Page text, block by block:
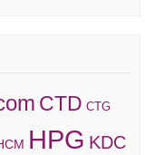
CTD CTG
HPG KDC